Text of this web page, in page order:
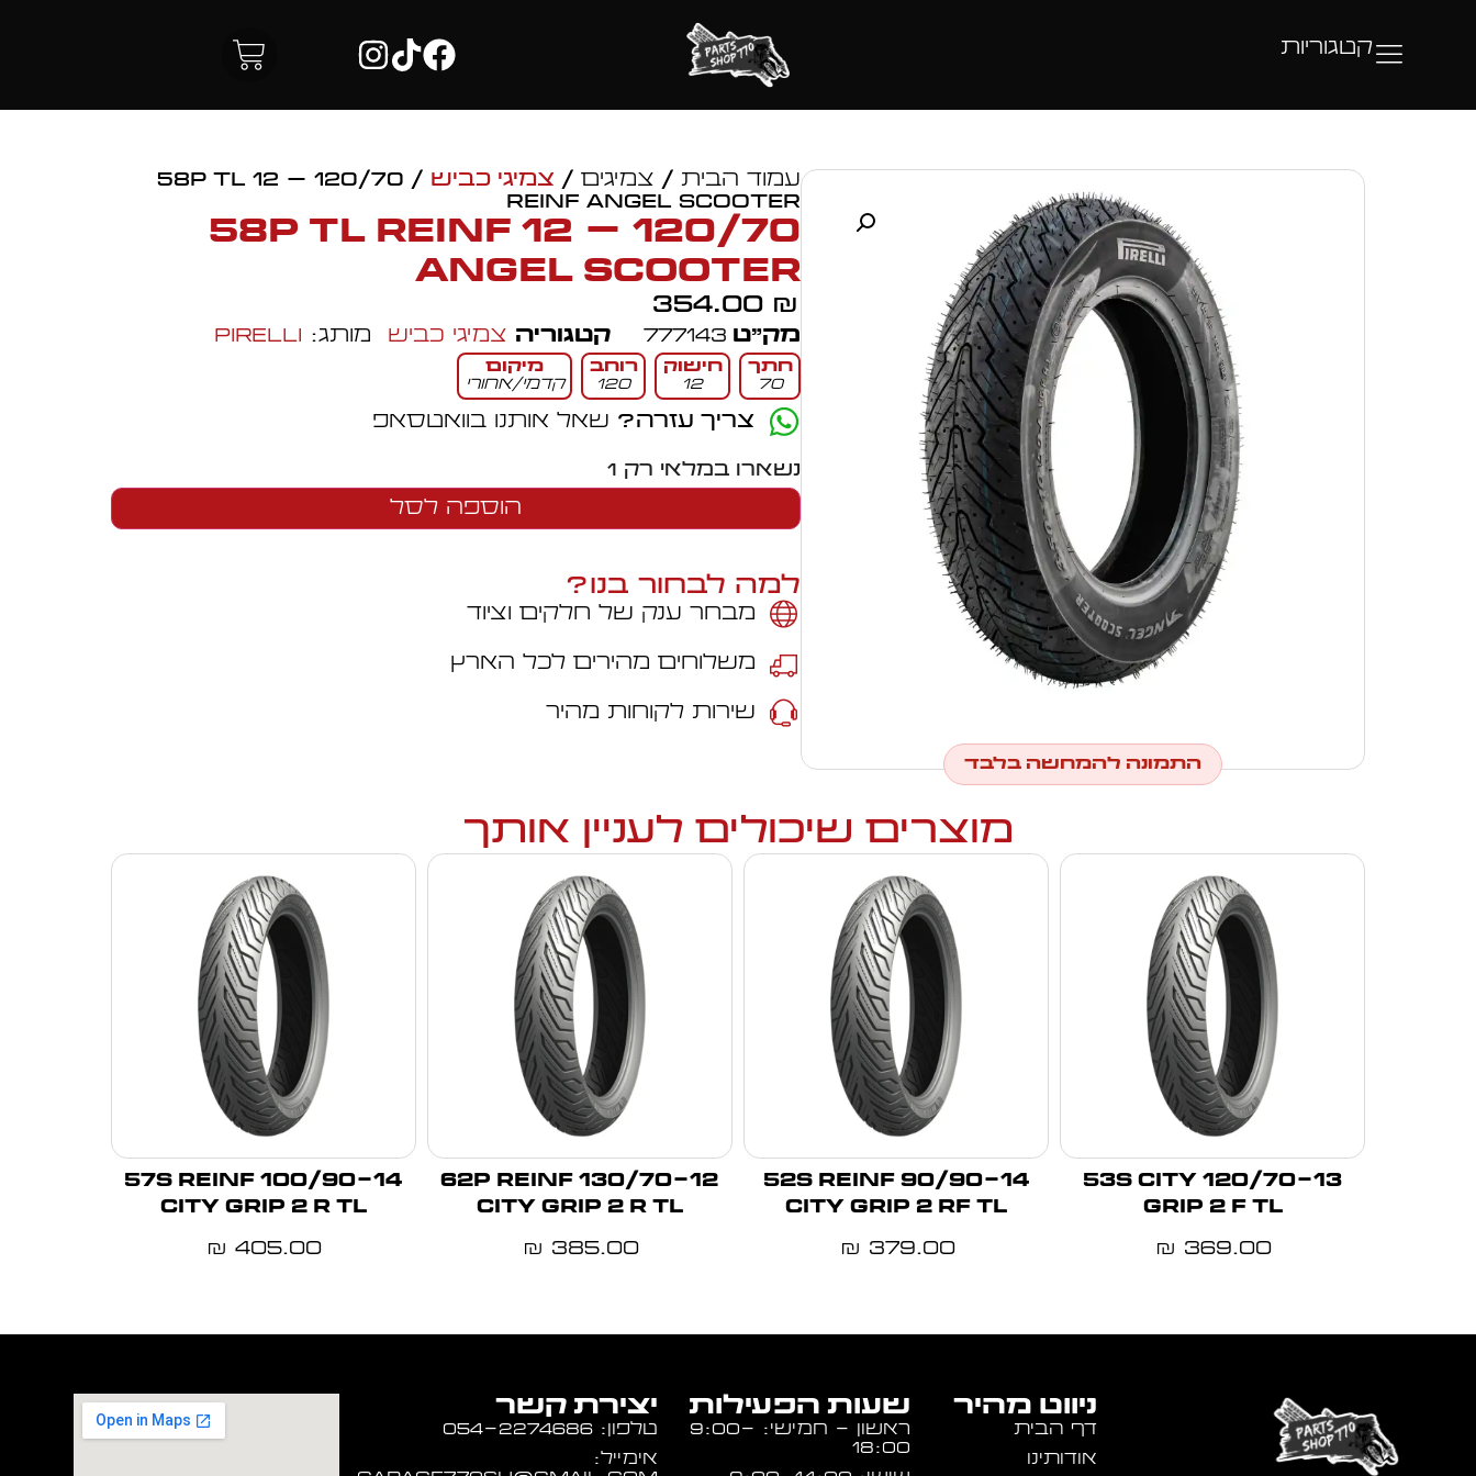
קטגוריות
התמונה להמחשה בלבד
עמוד הבית/ צמיגים/ צמיגי כביש
/ 120/70 – 12 58P TL
Reinf ANGEL SCOOTER
120/70 – 12 58P TL Reinf
ANGEL SCOOTER
354.00 ₪
מק״ט 777143 קטגוריה צמיגי כביש מותג: Pirelli
חתך
70
חישוק
12
רוחב
120
מיקום
קדמי/אחורי
צריך עזרה? שאל אותנו בוואטסאפ
נשארו במלאי רק 1
הוספה לסל
למה לבחור בנו?
מבחר ענק של חלקים וציוד
משלוחים מהירים לכל הארץ
שירות לקוחות מהיר
מוצרים שיכולים לעניין אותך
120/70-13 53S CITY
GRIP 2 F TL
369.00
₪
90/90-14 52S REINF
CITY GRIP 2 RF TL
379.00
₪
130/70-12 62P REINF
CITY GRIP 2 R TL
385.00
₪
100/90-14 57S REINF
CITY GRIP 2 R TL
405.00
₪
ניווט מהיר
דף הבית
אודותינו
שעות הפעילות
ראשון - חמישי: 9:00-
18:00
יצירת קשר
טלפון: 054-2274686
אימייל: